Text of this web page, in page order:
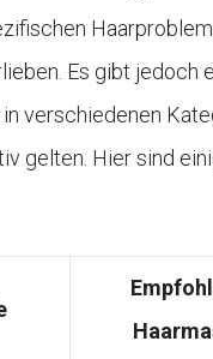
Es gibt jedoch
verschiedenen
gelten. Hier sind